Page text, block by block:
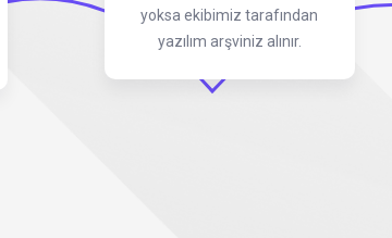
yoksa ekibimiz tarafından
yazılım arşviniz alınır.